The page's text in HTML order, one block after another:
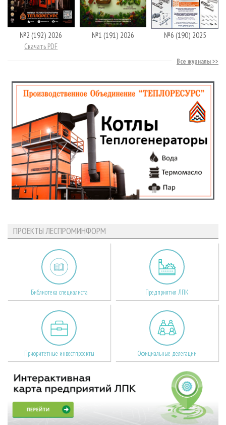
№2 (192) 2026
Скачать PDF
№1 (191) 2026 №6 (190) 2025
Все журналы
ПРОЕКТЫ ЛЕСПРОМИНФОРМ
Библиотека специалиста Предприятия ЛПК
Приоритетные инвестпроекты Официальные делегации